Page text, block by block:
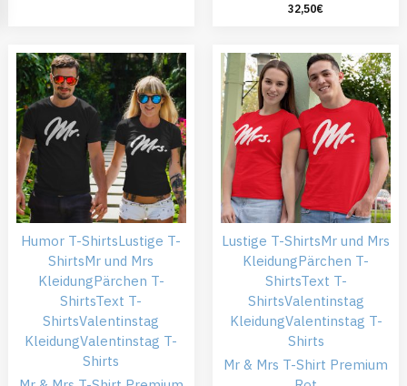
32,50€
Humor T-ShirtsLustige T-
ShirtsMr und Mrs
KleidungPärchen T-
ShirtsText T-
ShirtsValentinstag
KleidungValentinstag T-
Shirts
Lustige T-ShirtsMr und Mrs
KleidungPärchen T-
ShirtsText T-
ShirtsValentinstag
KleidungValentinstag T-
Shirts
Mr & Mrs T-Shirt Premium